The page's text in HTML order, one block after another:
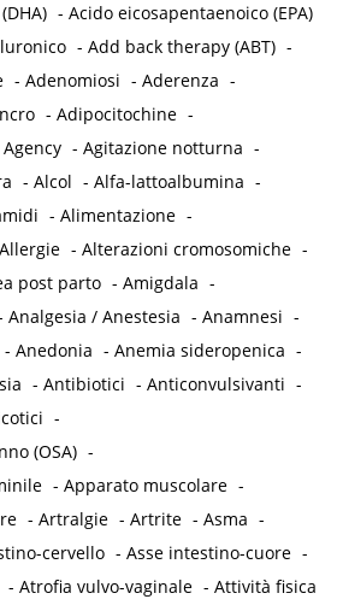
-Acido eicosapentaenoico (EPA)
-Add back therapy (ABT) -
-Adenomiosi -Aderenza -
-Adipocitochine -
Agency -Agitazione notturna -
-Alcol -Alfa-lattoalbumina -
-Alimentazione -
Allergie -Alterazioni cromosomiche -
post parto -Amigdala -
Analgesia / Anestesia -Anamnesi -
-Anedonia -Anemia sideropenica -
-Antibiotici -Anticonvulsivanti -
-
(OSA) -
-Apparato muscolare -
-Artralgie -Artrite -Asma -
cervello -Asse intestino-cuore -
-Atrofia vulvo-vaginale -Attività fisica